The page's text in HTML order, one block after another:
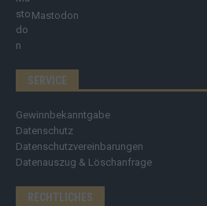
Mastodon
SERVICE
Gewinnbekanntgabe
Datenschutz
Datenschutzvereinbarungen
Datenauszug & Löschanfrage
RECHTLICHES